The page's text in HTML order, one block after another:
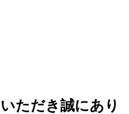
ただき誠にあり